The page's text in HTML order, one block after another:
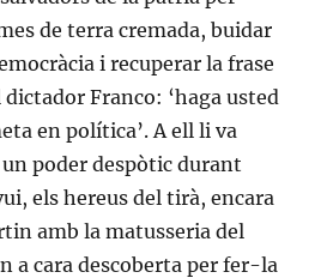
de terra cremada, buidar
i recuperar la frase
Franco: ‘haga usted
en política’. A ell li va
poder despòtic durant
els hereus del tirà, encara
amb la matusseria del
a cara descoberta per fer-la